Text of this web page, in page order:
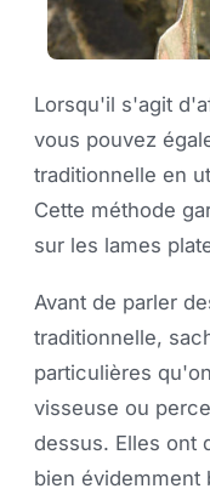
Lorsqu'il s'agit
vous pouvez
traditionnelle en
Cette méthode
sur les lames
Avant de parler
traditionnelle,
particulières
visseuse ou
dessus. Elles ont
bien évidemment